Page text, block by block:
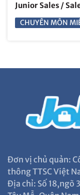
Junior Sales /
CHUYÊN MÔN
Đơn vị chủ quản:
thông TTSC Việt
Địa chỉ: Số 18,ngõ